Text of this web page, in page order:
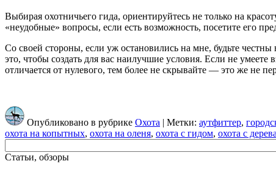
Выбирая охотничьего гида, ориентируйтесь не только на
«неудобные» вопросы, если есть возможность, посетите его
Со своей стороны, если уж остановились на мне, будьте
это, чтобы создать для вас наилучшие условия. Если не
отличается от нулевого, тем более не скрывайте — это же не
Опубликовано в рубрике Охота | Метки: аутфиттер,
охота на копытных, охота на оленя, охота с гидом, охота с дерева
Статьи, обзоры